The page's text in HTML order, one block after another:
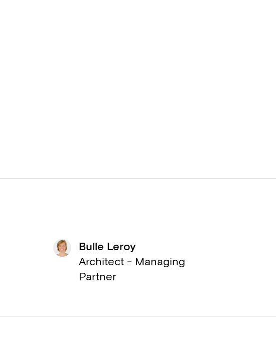
Bulle Leroy
Architect - Managing
Partner